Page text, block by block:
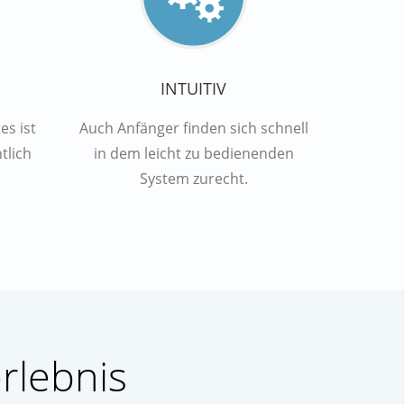
ist
INTUITIV
Auch Anfänger finden sich schnell
in dem leicht zu bedienenden
System zurecht.